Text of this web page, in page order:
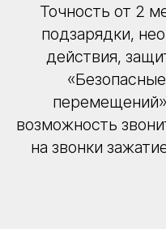
Точность от 2
подзарядки,
действия,
возможность
на звонки